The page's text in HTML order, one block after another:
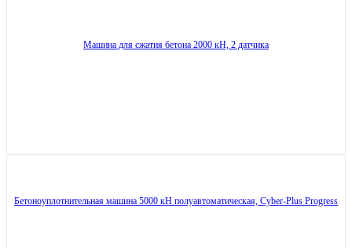
Машина для сжатия бетона 2000 кН, 2 датчика
Бетоноуплотнительная машина 5000 кН полуавтоматическая, Cyber-Plus Progress